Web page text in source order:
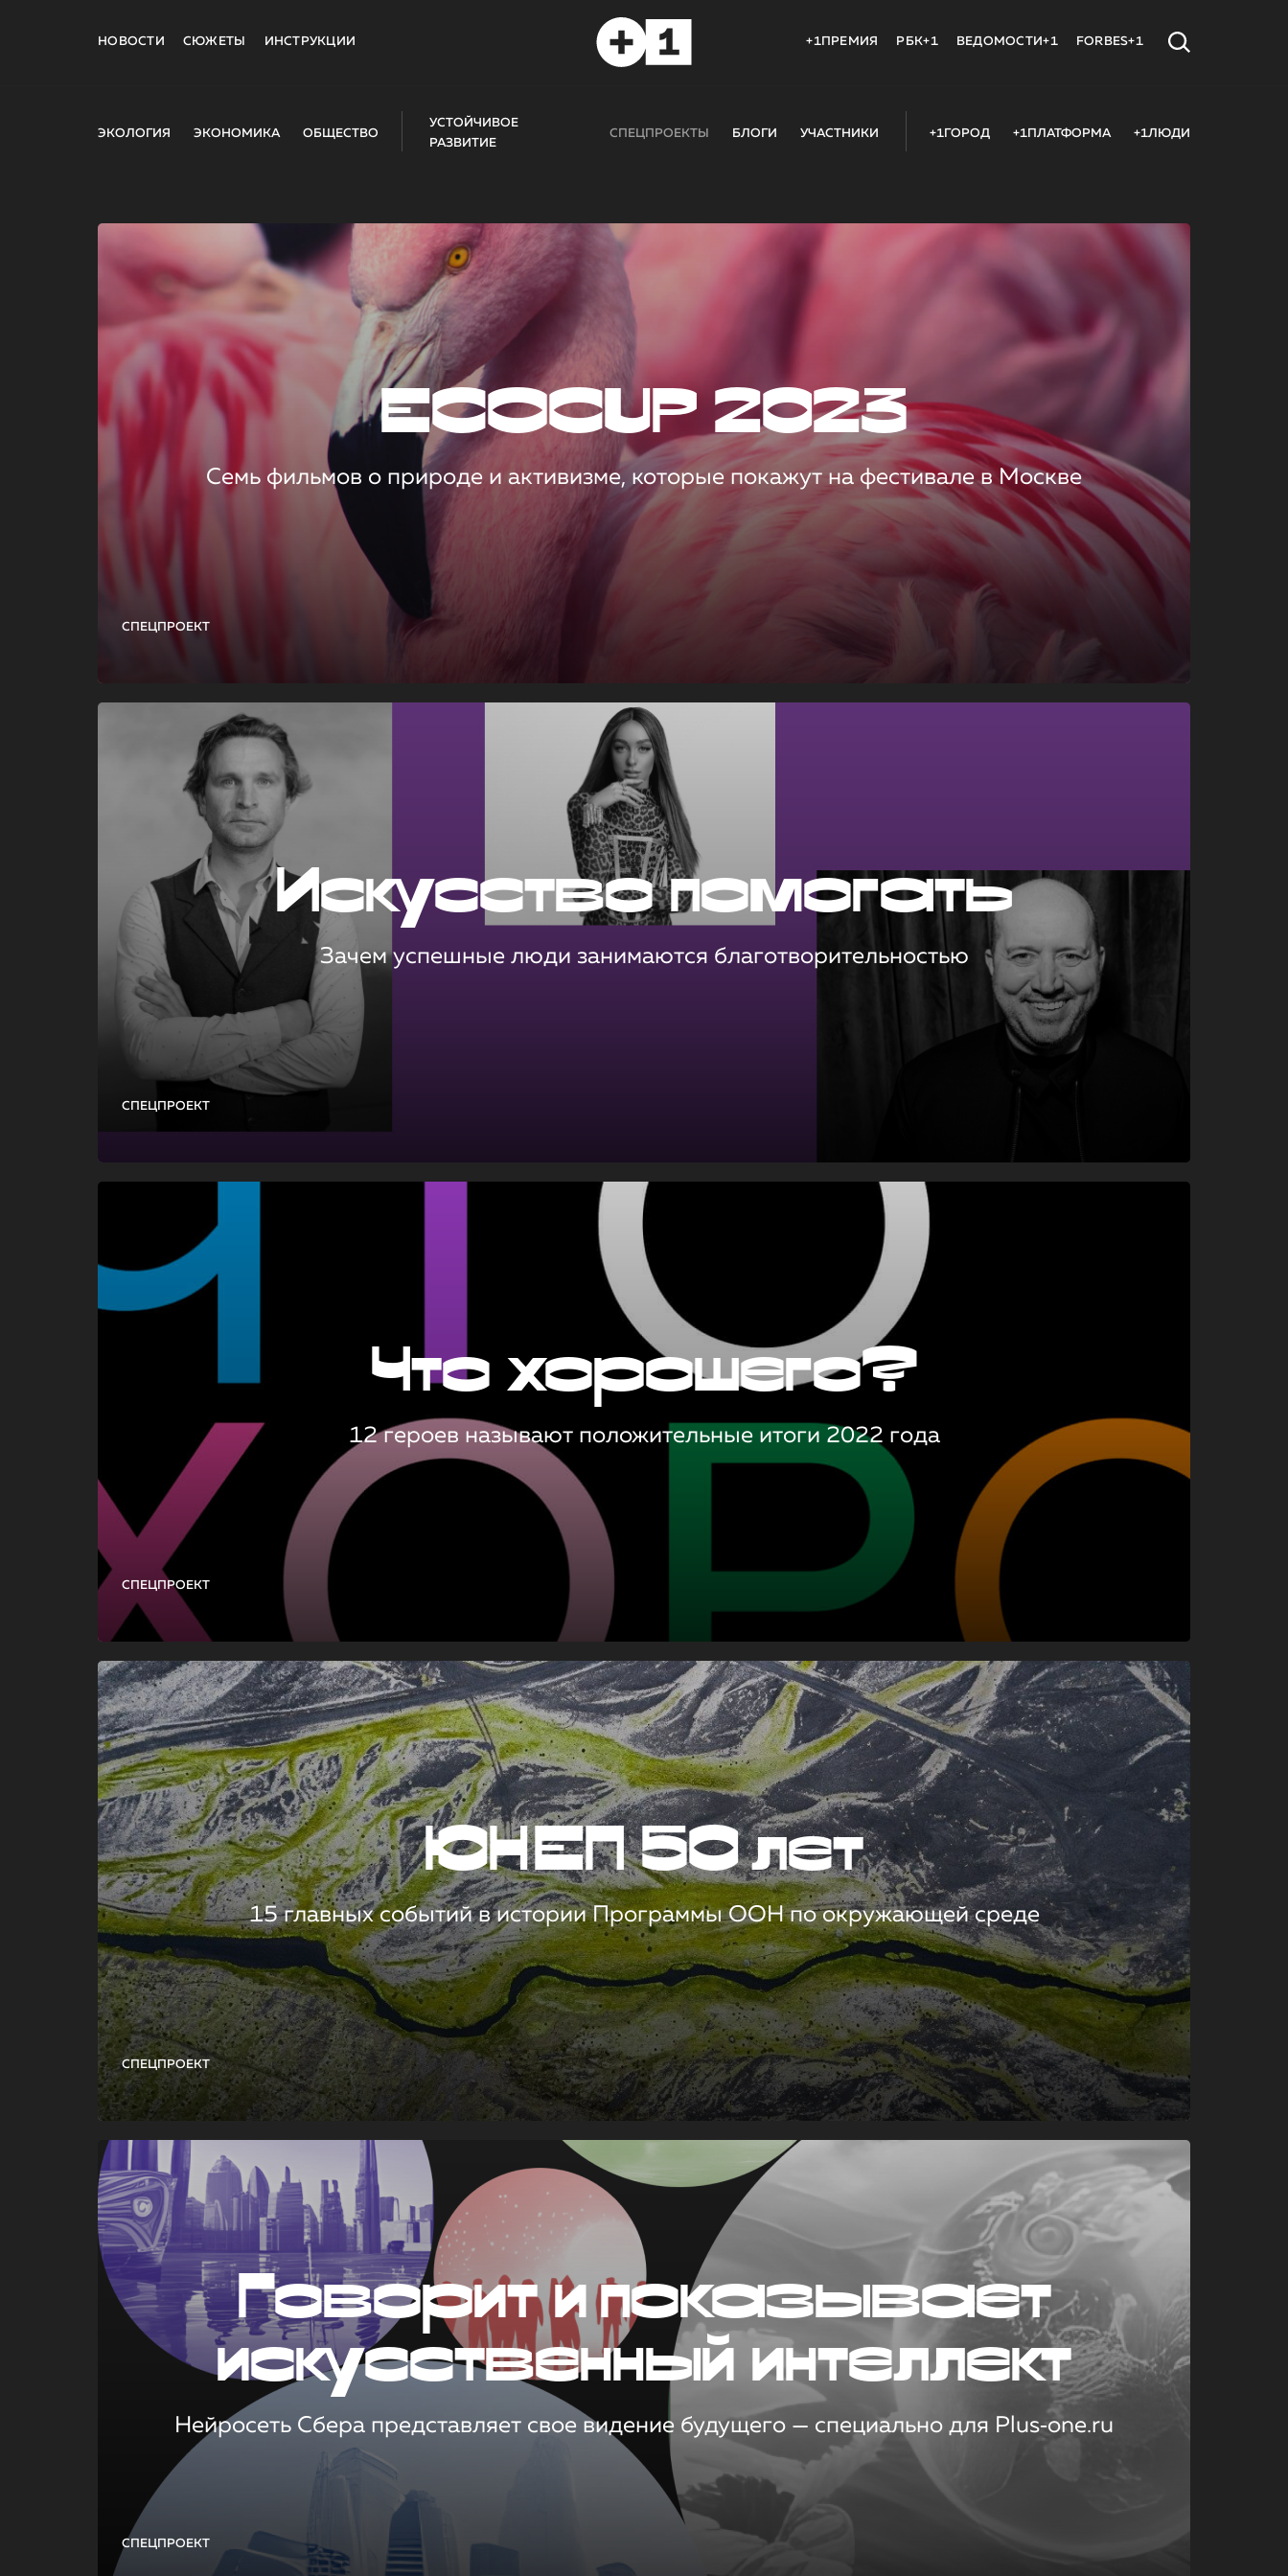
НОВОСТИ СЮЖЕТЫ ИНСТРУКЦИИ +1ПРЕМИЯ РБК+1 ВЕДОМОСТИ+1 FORBES+1
ЭКОЛОГИЯ ЭКОНОМИКА ОБЩЕСТВО
УСТОЙЧИВОЕ
РАЗВИТИЕ
СПЕЦПРОЕКТЫ БЛОГИ УЧАСТНИКИ +1ГОРОД +1ПЛАТФОРМА +1ЛЮДИ
СПЕЦПРОЕКТ
ECOCUP 2023
Семь фильмов о природе и активизме, которые покажут на фестивале в Москве
СПЕЦПРОЕКТ
Искусство помогать
Зачем успешные люди занимаются благотворительностью
СПЕЦПРОЕКТ
Что хорошего?
12 героев называют положительные итоги 2022 года
СПЕЦПРОЕКТ
ЮНЕП 50 лет
15 главных событий в истории Программы ООН по окружающей среде
СПЕЦПРОЕКТ
Говорит и показывает
искусственный интеллект
Нейросеть Сбера представляет свое видение будущего — специально для Plus‑one.ru